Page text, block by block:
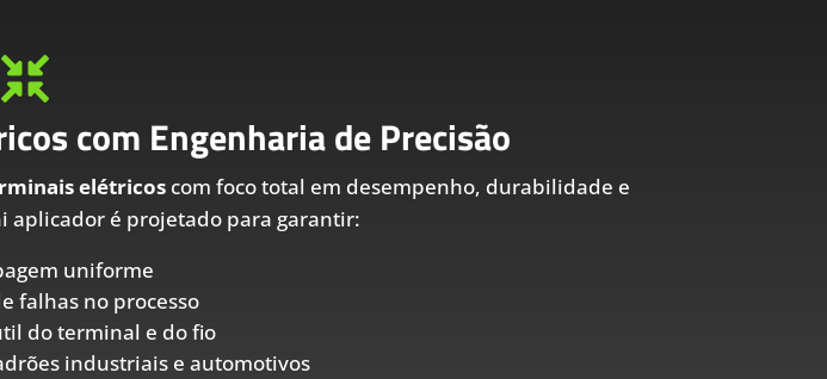

com Engenharia de Precisão
elétricoscom foco total em desempenho, durabilidade e
aplicador é projetado para garantir:
uniforme
falhas no processo
do terminal e do fio
industriais e automotivos